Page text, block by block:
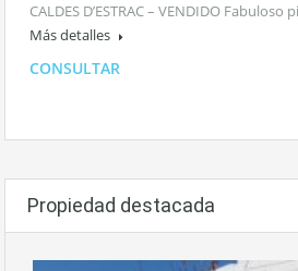
CALDES D’ESTRAC – VENDIDO
Más detalles
CONSULTAR
Propiedad destacada